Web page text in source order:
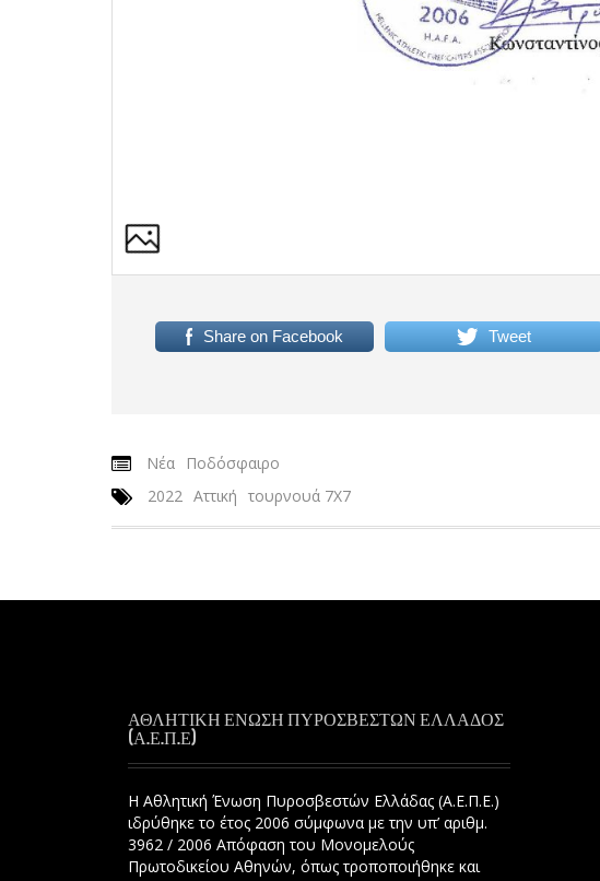
Share on Facebook Tweet
Νέα
Ποδόσφαιρο
2022 Αττική τουρνουά 7Χ7
ΑΘΛΗΤΙΚΗ ΕΝΩΣΗ ΠΥΡΟΣΒΕΣΤΩΝ ΕΛΛΑΔΟΣ
(Α.Ε.Π.Ε)
Η Αθλητική Ένωση Πυροσβεστών Ελλάδας (Α.Ε.Π.Ε.)
ιδρύθηκε το έτος 2006 σύμφωνα με την υπ’ αριθμ.
3962 / 2006 Απόφαση του Μονομελούς
Πρωτοδικείου Αθηνών, όπως τροποποιήθηκε και